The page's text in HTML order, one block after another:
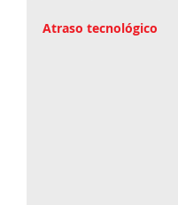
Atraso tecnológico